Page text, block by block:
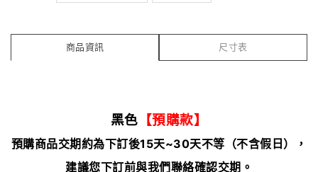
商品資訊 尺寸表
黑色 【預購款】
預購商品交期約為下訂後15天~30天不等（不含假日），
建議您下訂前與我們聯絡確認交期。